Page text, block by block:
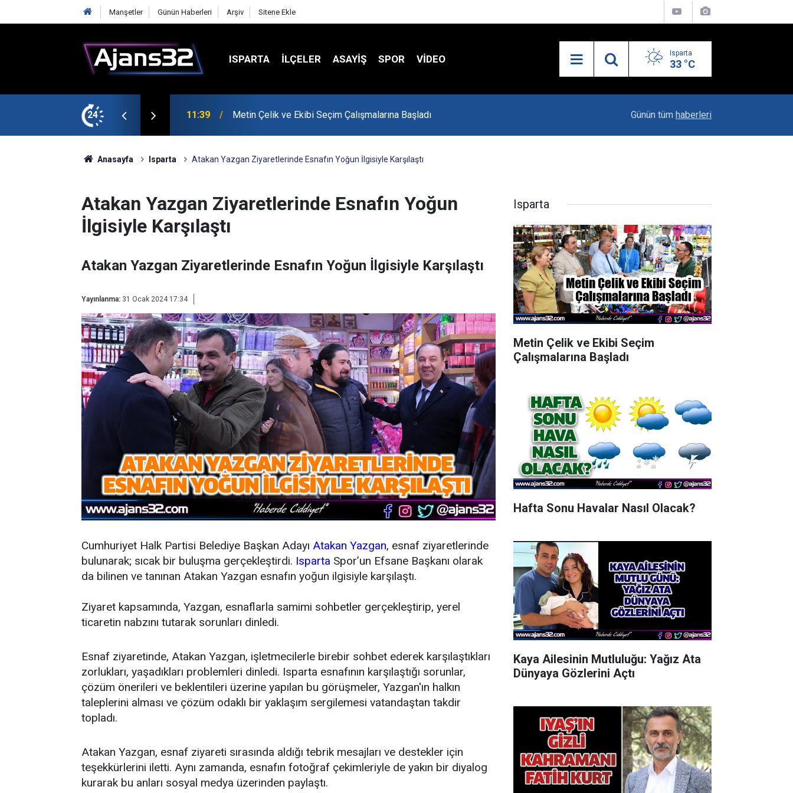
Manşetler Günün Haberleri Arşiv Sitene Ekle
ISPARTA İLÇELER ASAYİŞ SPOR VIDEO Isparta
33 °C
24 10:15 Hafta Sonu Havalar Nasıl Olacak? Kaya Ailesinin Mutluluğu: Yağız Ata Dünyaya
Günün tüm haberleri
Anasayfa Isparta Atakan Yazgan Ziyaretlerinde Esnafın Yoğun İlgisiyle Karşılaştı
Atakan Yazgan Ziyaretlerinde Esnafın Yoğun
İlgisiyle Karşılaştı
Atakan Yazgan Ziyaretlerinde Esnafın Yoğun İlgisiyle Karşılaştı
Yayınlanma: 31 Ocak 2024 17:34
Cumhuriyet Halk Partisi Belediye Başkan Adayı Atakan Yazgan, esnaf ziyaretlerinde
bulunarak; sıcak bir buluşma gerçekleştirdi. Isparta Spor’un Efsane Başkanı olarak
da bilinen ve tanınan Atakan Yazgan esnafın yoğun ilgisiyle karşılaştı.
Ziyaret kapsamında, Yazgan, esnaflarla samimi sohbetler gerçekleştirip, yerel
ticaretin nabzını tutarak sorunları dinledi.
Esnaf ziyaretinde, Atakan Yazgan, işletmecilerle birebir sohbet ederek karşılaştıkları
zorlukları, yaşadıkları problemleri dinledi. Isparta esnafının karşılaştığı sorunlar,
çözüm önerileri ve beklentileri üzerine yapılan bu görüşmeler, Yazgan'ın halkın
taleplerini alması ve çözüm odaklı bir yaklaşım sergilemesi vatandaştan takdir
topladı.
Atakan Yazgan, esnaf ziyareti sırasında aldığı tebrik mesajları ve destekler için
teşekkürlerini iletti. Aynı zamanda, esnafın fotoğraf çekimleriyle de yakın bir diyalog
kurarak bu anları sosyal medya üzerinden paylaştı.
Isparta
Metin Çelik ve Ekibi Seçim
Çalışmalarına Başladı
Hafta Sonu Havalar Nasıl Olacak?
Kaya Ailesinin Mutluluğu: Yağız Ata
Dünyaya Gözlerini Açtı